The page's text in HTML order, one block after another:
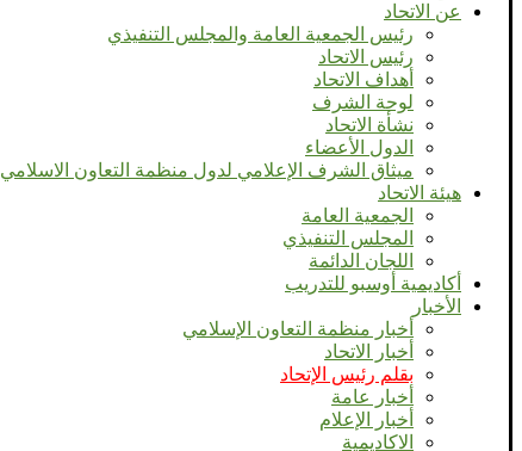
عن الاتحاد
رئيس الجمعية العامة والمجلس التنفيذي
رئيس الاتحاد
أهداف الاتحاد
لوحة الشرف
نشأة الاتحاد
الدول الأعضاء
ميثاق الشرف الإعلامي لدول منظمة التعاون الاسلامي
هيئة الاتحاد
الجمعية العامة
المجلس التنفيذي
اللجان الدائمة
أكاديمية أوسبو للتدريب
الأخبار
أخبار منظمة التعاون الإسلامي
أخبار الاتحاد
بقلم رئيس الإتحاد
أخبار عامة
أخبار الإعلام
الاكاديمية